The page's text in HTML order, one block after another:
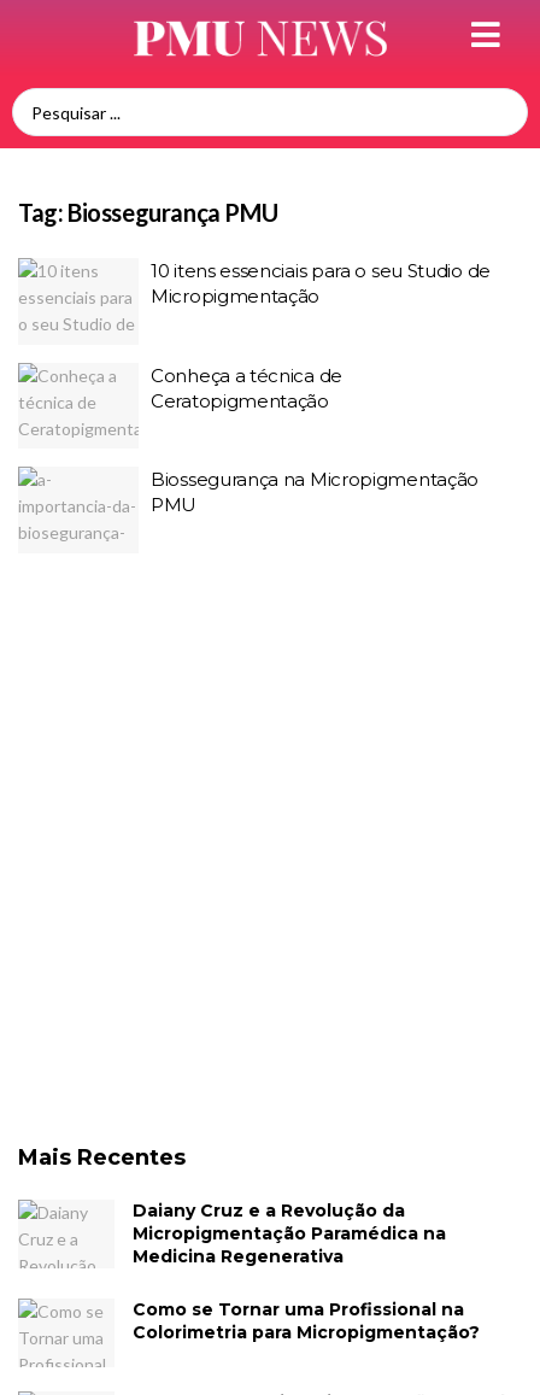
Tag: Biossegurança PMU
10 itens essenciais para o seu Studio de
Micropigmentação
Conheça a técnica de
Ceratopigmentação
Biossegurança na Micropigmentação
PMU
Mais Recentes
Daiany Cruz e a Revolução da
Micropigmentação Paramédica na
Medicina Regenerativa
Como se Tornar uma Profissional na
Colorimetria para Micropigmentação?